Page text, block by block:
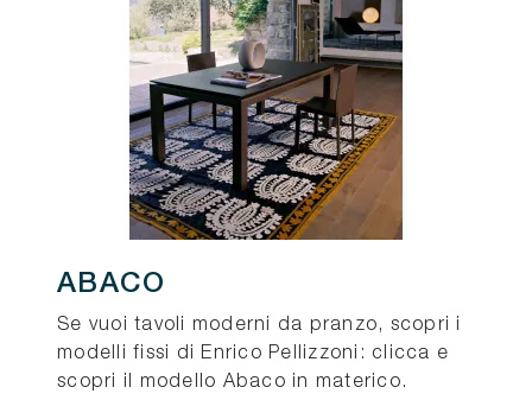
ABACO
Se vuoi tavoli moderni da pranzo, scopri i
modelli fissi di Enrico Pellizzoni: clicca e
scopri il modello Abaco in materico.